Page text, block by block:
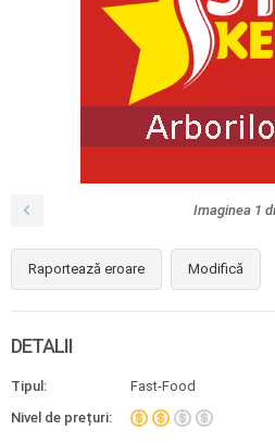
Imaginea 1
Raportează eroare Modifică
DETALII
Tipul:
Fast-Food
Nivel de prețuri: